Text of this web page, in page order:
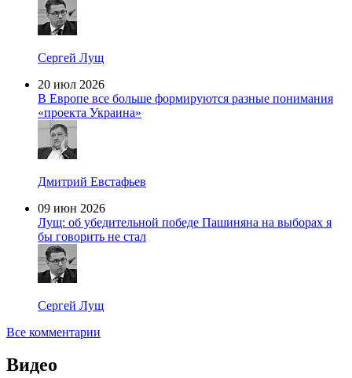
Сергей Лущ
20 июл 2026
В Европе все больше формируются разные понимания
«проекта Украина»
Дмитрий Евстафьев
09 июн 2026
Лущ: об убедительной победе Пашиняна на выборах я
бы говорить не стал
Сергей Лущ
Все комментарии
Видео